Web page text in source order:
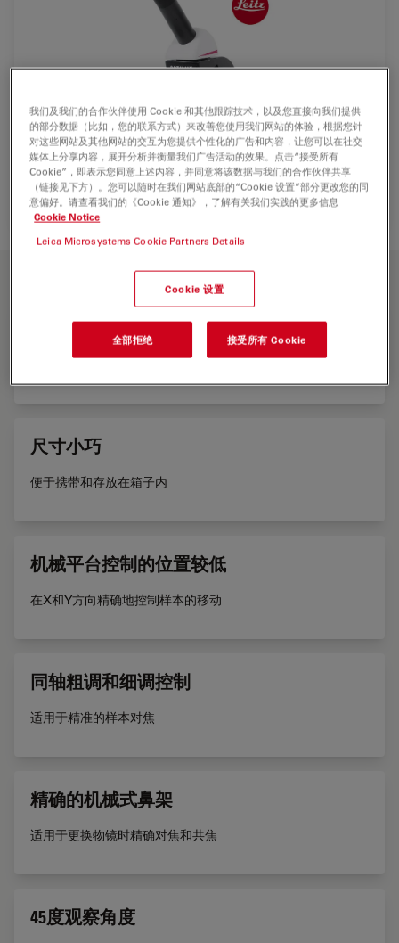
主要功能
优异的光学元件
尺寸小巧
便于携带和存放在箱子内
机械平台控制的位置较低
在X和Y方向精确地控制样本的移动
同轴粗调和细调控制
适用于精准的样本对焦
精确的机械式鼻架
适用于更换物镜时精确对焦和共焦
45度观察角度
我们及我们的合作伙伴使用 Cookie 和其他跟踪技术，以及您直接向我们提供
的部分数据（比如，您的联系方式）来改善您使用我们网站的体验，根据您针
对这些网站及其他网站的交互为您提供个性化的广告和内容，让您可以在社交
媒体上分享内容，展开分析并衡量我们广告活动的效果。点击“接受所有
Cookie”，即表示您同意上述内容，并同意将该数据与我们的合作伙伴共享
（链接见下方）。您可以随时在我们网站底部的“Cookie 设置”部分更改您的同
意偏好。请查看我们的《Cookie 通知》，了解有关我们实践的更多信息
Cookie Notice
Leica Microsystems Cookie Partners Details
Cookie 设置
全部拒绝 接受所有 Cookie